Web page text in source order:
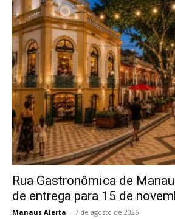
Rua Gastronômica de
de entrega para 15 de
Manaus Alerta - 7 de agosto de 2026